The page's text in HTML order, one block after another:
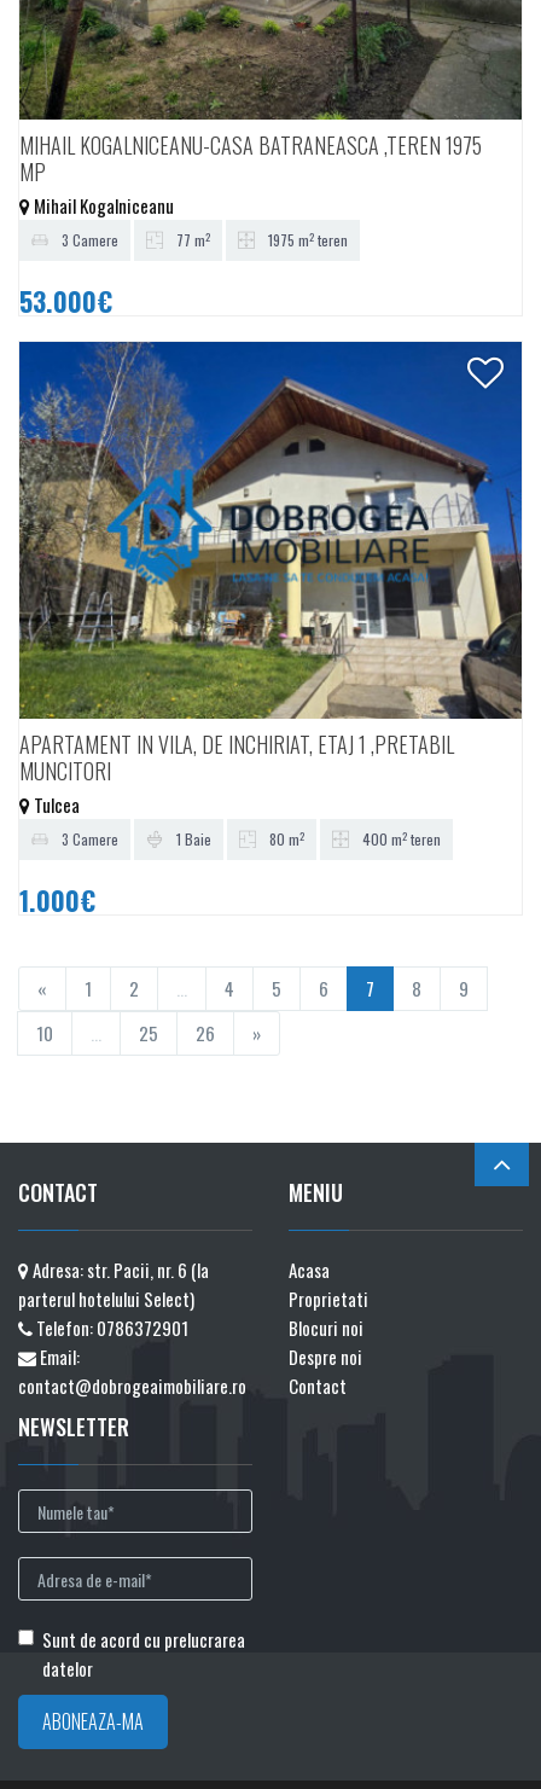
MIHAIL KOGALNICEANU-CASA BATRANEASCA ,TEREN 1975
MP
Mihail Kogalniceanu
3 Camere 77 m2 1975 m2 teren
53.000€
APARTAMENT IN VILA, DE INCHIRIAT, ETAJ 1 ,PRETABIL
MUNCITORI
Tulcea
3 Camere 1 Baie 80 m2 400 m2 teren
1.000€
« 1 2 4 5 6 7 8
9
10
25 26 »
CONTACT
Adresa: str. Pacii, nr. 6 (la
parterul hotelului Select)
Telefon:0786372901
Email:
contact@dobrogeaimobiliare.ro
MENIU
Acasa
Proprietati
Blocuri noi
Despre noi
Contact
NEWSLETTER
Sunt de acord cu prelucrarea
datelor